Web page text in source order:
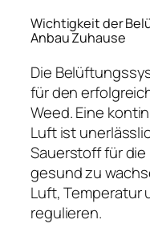
Wichtigkeit der
Anbau Zuhause
Die
für den
Weed. Eine
Luft ist
Sauerstoff für
gesund zu
Luft, Temperatur
regulieren.